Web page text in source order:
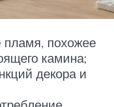
пламя, похожее
камина;
декора и